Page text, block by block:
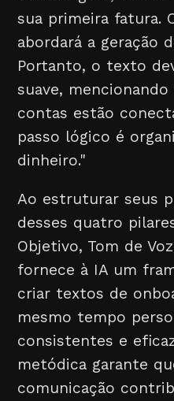
sua primeira fatura.
abordará a geração
Portanto, o texto
suave,
contas estão
passo lógico é
dinheiro."
Ao estruturar seus
desses quatro
Objetivo, Tom de
fornece à IA um
criar textos de
mesmo tempo
consistentes e
metódica garante
comunicação